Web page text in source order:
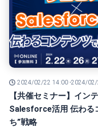
2024/02/22 14:00 -2024/02/
【共催セミナー】イン
Salesforce活用 伝わる
ち”戦略